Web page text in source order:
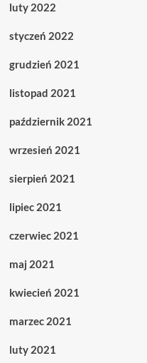
luty 2022
styczeń 2022
grudzień 2021
listopad 2021
październik 2021
wrzesień 2021
sierpień 2021
lipiec 2021
czerwiec 2021
maj 2021
kwiecień 2021
marzec 2021
luty 2021